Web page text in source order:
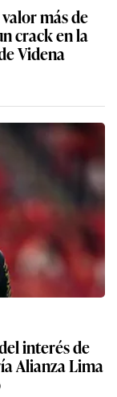
más de
crack en la
Videna
interés de
Alianza Lima